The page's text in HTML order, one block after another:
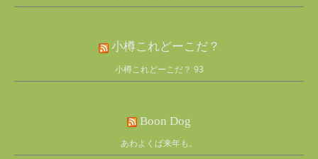
小樽これどーこだ？
小樽これどーこだ？ 93
Boon Dog
あわよくば来年も。